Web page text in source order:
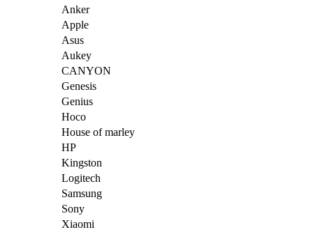
Anker
Apple
Asus
Aukey
CANYON
Genesis
Genius
Hoco
House of marley
HP
Kingston
Logitech
Samsung
Sony
Xiaomi